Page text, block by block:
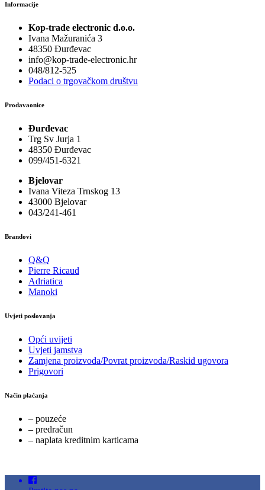
Informacije
Kop-trade electronic d.o.o.
Ivana Mažuranića 3
48350 Đurđevac
info@kop-trade-electronic.hr
048/812-525
Podaci o trgovačkom društvu
Prodavaonice
Đurđevac
Trg Sv Jurja 1
48350 Đurđevac
099/451-6321
Bjelovar
Ivana Viteza Trnskog 13
43000 Bjelovar
043/241-461
Brandovi
Q&Q
Pierre Ricaud
Adriatica
Manoki
Uvjeti poslovanja
Opći uvijeti
Uvjeti jamstva
Zamjena proizvoda/Povrat proizvoda/Raskid ugovora
Prigovori
Način plaćanja
– pouzeće
– predračun
– naplata kreditnim karticama